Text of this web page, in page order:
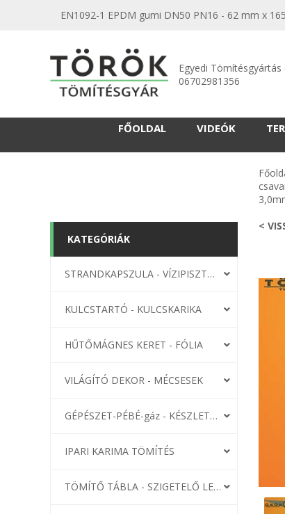
EN1092-1 EPDM gumi DN50 PN16 - 62 mm x
Egyedi
06702981356
FŐOLDAL VIDEÓK
KATEGÓRIÁK
STRANDKAPSZULA - VÍZIPISZTOLY-FRIZBI
KULCSTARTÓ - KULCSKARIKA
HŰTŐMÁGNES KERET - FÓLIA
VILÁGÍTÓ DEKOR - MÉCSESEK
GÉPÉSZET-PÉBÉ-gáz - KÉSZLETEK
IPARI KARIMA TÖMÍTÉS
TÖMÍTŐ TÁBLA - SZIGETELŐ LEMEZ
<